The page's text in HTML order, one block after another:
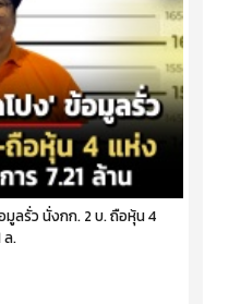
ลรั่ว นั่งกก. 2 บ. ถือหุ้น 4
ล.